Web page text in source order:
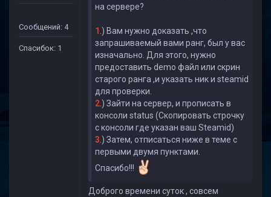
Сообщений: 4
Спасибок: 1
на сервере?
1 .) Вам нужно доказать ,что
запрашиваемый вами ранг, был у вас
изначально. Для этого, нужно
предоставить demo файл или скрин
старого ранга ,и указать ник и steamid
для проверки.
2 .) Зайти на сервер, и прописать в
консоли status (Скопировать строчку
с консоли где указан ваш Steamid)
3 .) Затем, отписаться ниже в теме с
первыми двумя пунктами.
Спасибо!!!
Доброго времени суток , совсем